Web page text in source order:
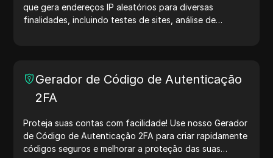
que gera endereços IP aleatórios para diversas
finalidades, incluindo testes de sites, análise de
para testar geolocalização, verificar privacidade e
muito mais. Simplifique seus fluxos de trabalho e
otimize seu processo de desenvolvimento — gere
Gerador de Código de Autenticação
2FA
Proteja suas contas com facilidade! Use nosso Gerador
de Código de Autenticação 2FA para criar rapidamente
códigos seguros e melhorar a proteção das suas